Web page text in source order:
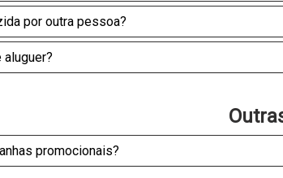
por outra pessoa?
promocionais?